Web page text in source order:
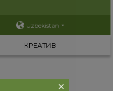
Uzbekistan
КРЕАТИВ